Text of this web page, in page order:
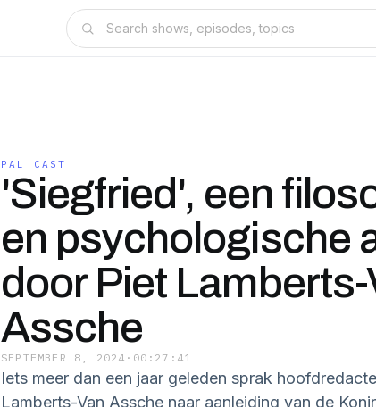
PAL CAST
'Siegfried', een
en psychologische
door Piet Lamberts-
Assche
SEPTEMBER 8, 2024 · 00:27:41
Iets meer dan een jaar geleden sprak
Lamberts-Van Assche naar aanleiding van de